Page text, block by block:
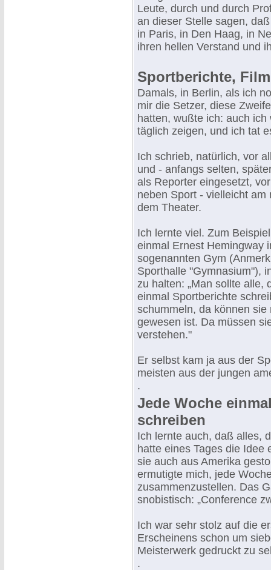
Leute, durch und durch
an dieser Stelle sagen,
in Paris, in Den Haag, in
ihren hellen Verstand und
Sportberichte,
Damals, in Berlin, als ich
mir die Setzer, diese
hatten, wußte ich: auch
täglich zeigen, und ich tat
Ich schrieb, natürlich, vor
und - anfangs selten,
als Reporter eingesetzt,
neben Sport - vielleicht
dem Theater.
Ich lernte viel. Zum
einmal Ernest Hemingway
sogenannten Gym
Sporthalle "Gymnasium"),
zu halten: „Man sollte alle,
einmal Sportberichte
schummeln, da können
gewesen ist. Da müssen
verstehen."
Er selbst kam ja aus der
meisten aus der jungen
.
Jede Woche
schreiben
Ich lernte auch, daß alles,
hatte eines Tages die Idee
sie auch aus Amerika
ermutigte mich, jede
zusammenzustellen. Das
snobistisch: „Conference
Ich war sehr stolz auf die
Erscheinens schon um
Meisterwerk gedruckt zu
.